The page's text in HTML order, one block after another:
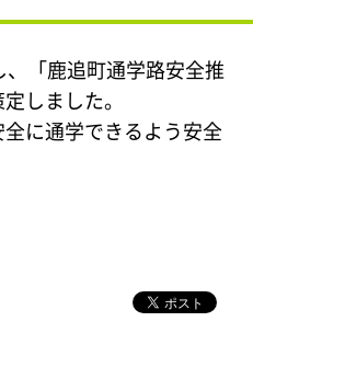
「鹿追町通学路安全推
しました。
に通学できるよう安全